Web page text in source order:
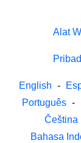
Alat
English -
Português -
Čeština
Bahasa